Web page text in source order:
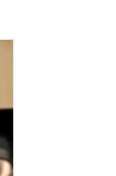
bac et une offre